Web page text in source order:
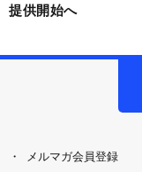
提供開始へ
メルマガ会員登録